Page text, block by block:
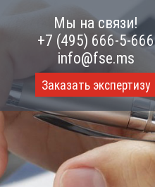
Мы на связи!
+7 (495) 666-5-666
info@fse.ms
Заказать экспертизу